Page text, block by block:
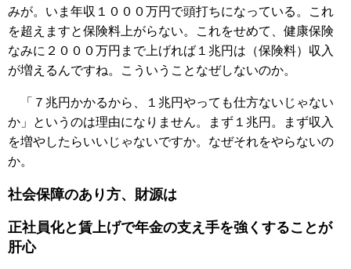
みが。いま年収１０００万円で頭打ちになっている。これ
を超えますと保険料上がらない。これをせめて、健康保険
なみに２０００万円まで上げれば１兆円は（保険料）収入
が増えるんですね。こういうことなぜしないのか。
「７兆円かかるから、１兆円やっても仕方ないじゃない
か」というのは理由になりません。まず１兆円。まず収入
を増やしたらいいじゃないですか。なぜそれをやらないの
か。
社会保障のあり方、財源は
正社員化と賃上げで年金の支え手を強くすることが
肝心